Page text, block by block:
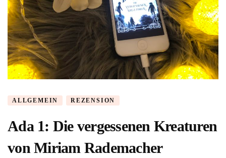
ALLGEMEIN REZENSION
Ada 1: Die vergessenen Kreaturen
von Miriam Rademacher